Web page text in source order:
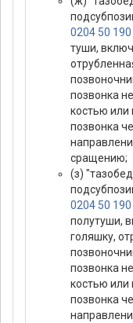
0204 50 190
туши,
позвонка
костью или
позвонка
сращению;
(з)
0204 50 190
полутуши,
голяшку,
позвонка
костью или
позвонка